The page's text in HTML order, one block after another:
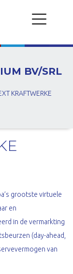
BV/SRL
KRAFTWERKE
grootste virtuele
en
in de vermarkting
(day-ahead,
van